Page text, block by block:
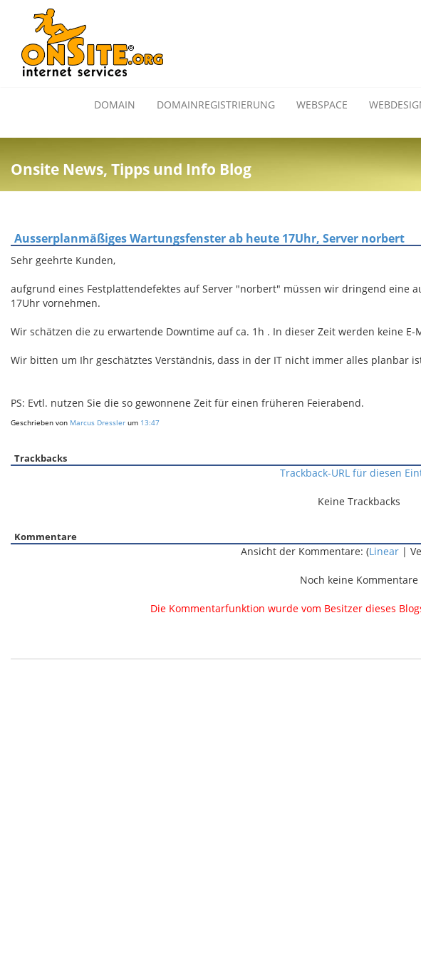
DOMAIN DOMAINREGISTRIERUNG WEBSPACE
Onsite News, Tipps und Info Blog
Ausserplanmäßiges Wartungsfenster ab heute 17Uhr, Server norbert
Sehr geehrte Kunden,
aufgrund eines Festplattendefektes auf Server "norbert" müssen wir dringend eine
17Uhr vornehmen.
Wir schätzen die zu erwartende Downtime auf ca. 1h . In dieser Zeit werden keine
Wir bitten um Ihr geschätztes Verständnis, dass in der IT nicht immer alles planbar
PS: Evtl. nutzen Sie die so gewonnene Zeit für einen früheren Feierabend.
Geschrieben von Marcus Dressler um 13:47
Trackbacks
Trackback-URL für diesen
Keine Trackbacks
Kommentare
Ansicht der Kommentare: (Linear|
Noch keine Kommentare
Die Kommentarfunktion wurde vom Besitzer dieses